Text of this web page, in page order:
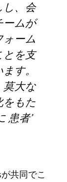
、会
ムが
ーム
を支
す。
大な
もた
患者’
共同でこ